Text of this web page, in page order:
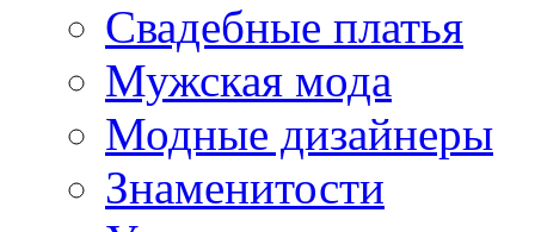
Свадебные платья
Мужская мода
Модные дизайнеры
Знаменитости